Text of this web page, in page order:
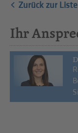
Zurück zur Liste
Ihr